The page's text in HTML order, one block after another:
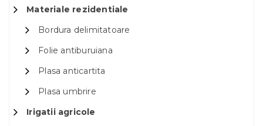
Materiale rezidentiale
Bordura delimitatoare
Folie antiburuiana
Plasa anticartita
Plasa umbrire
Irigatii agricole